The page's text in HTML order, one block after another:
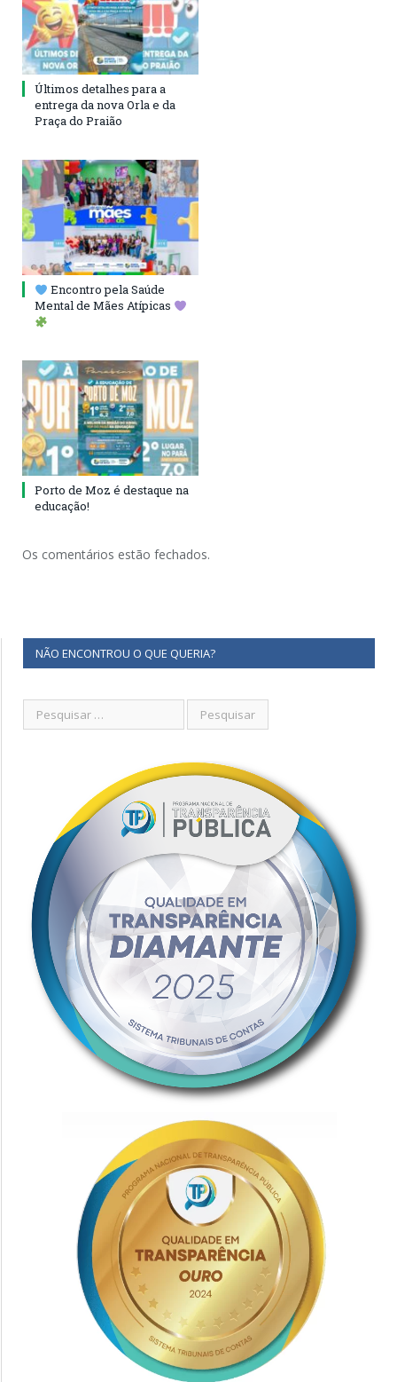
Últimos detalhes para a
entrega da nova Orla e da
Praça do Praião
Encontro pela Saúde
Mental de Mães Atípicas
Porto de Moz é destaque na
educação!
Os comentários estão fechados.
NÃO ENCONTROU O QUE QUERIA?